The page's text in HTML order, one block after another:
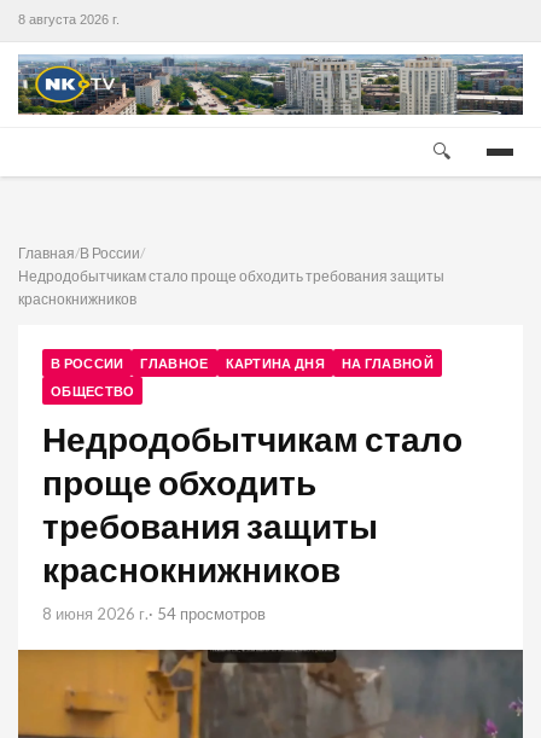
8 августа 2026 г.
🔍
Главная/В России/
Недродобытчикам стало проще обходить требования защиты
краснокнижников
В РОССИИ ГЛАВНОЕ КАРТИНА ДНЯ
НА ГЛАВНОЙ
ОБЩЕСТВО
Недродобытчикам стало
проще обходить
требования защиты
краснокнижников
8 июня 2026 г.· 54 просмотров